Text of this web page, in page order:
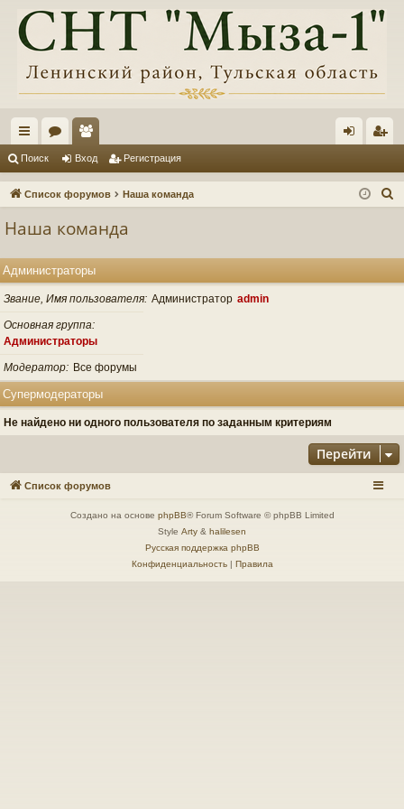
с
ы ум
ол
ьз
ел
и
д ис
Поиск Вход Регистрация
Список форумов Наша команда
Наша команда
Администраторы
Звание, Имя пользователя Администратор admin
Основная группа
Администраторы
Модератор Все форумы
Супермодераторы
Не найдено ни одного пользователя по заданным критериям
Перейти
Список форумов
Создано на основе phpBB® Forum Software © phpBB Limited
Style Arty & halilesen
Русская поддержка phpBB
Конфиденциальность| Правила